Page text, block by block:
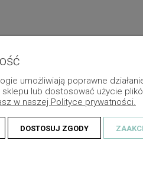
umożliwiają poprawne
lub dostosować użycie
w naszej Polityce prywatności.
DOSTOSUJ ZGODY